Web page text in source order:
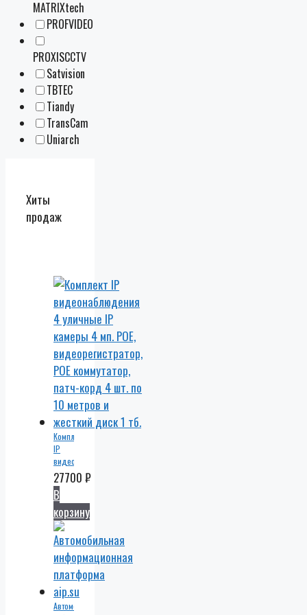
MATRIXtech
PROFVIDEO
PROXISCCTV
Satvision
TBTEC
Tiandy
TransCam
Uniarch
Хиты
продаж
Комплект
IP
видеонаблюдения
4
уличные
IP
камеры
4 мп.
POE,
видеорегистратор,
POE
коммутатор,
патч-
корд
4 шт.
27700 ₽
В
корзину
Автомобильная